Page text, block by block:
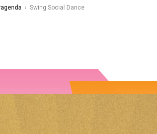
› Swing Social Dance